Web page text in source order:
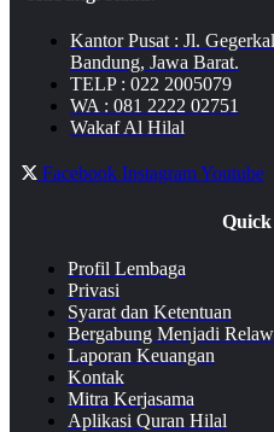
Kantor Pusat : Jl.
Bandung, Jawa Barat.
TELP : 022 2005079
WA : 081 2222 02751
Wakaf Al Hilal
Facebook InstagramYoutube
Profil Lembaga
Privasi
Syarat dan Ketentuan
Bergabung Menjadi
Laporan Keuangan
Kontak
Mitra Kerjasama
Aplikasi Quran Hilal